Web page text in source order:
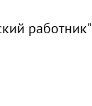
работник"